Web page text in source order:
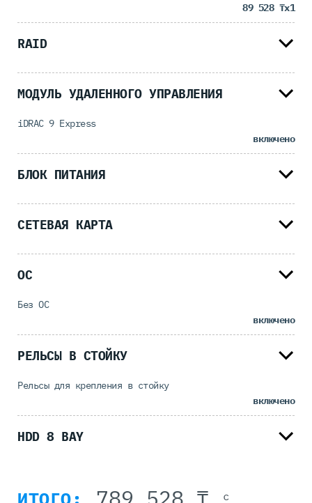
89 528 ₸x1
RAID
МОДУЛЬ УДАЛЕННОГО УПРАВЛЕНИЯ
iDRAC 9 Express
включено
БЛОК ПИТАНИЯ
СЕТЕВАЯ КАРТА
ОС
Без ОС
включено
РЕЛЬСЫ В СТОЙКУ
Рельсы для крепления в стойку
включено
HDD 8 BAY
с